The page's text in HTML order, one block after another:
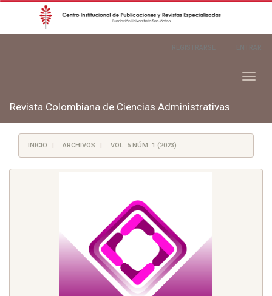
Toggle
Revista Colombiana de Ciencias Administrativas
INICIO ARCHIVOS VOL. 5 NÚM. 1 (2023)